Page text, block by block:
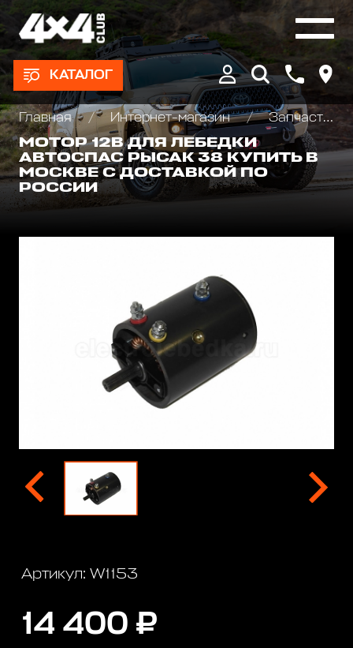
КАТАЛОГ
Главная Интернет-магазин
Запчасти и Аксессуары для лебедок
МОТОР 12В ДЛЯ ЛЕБЕДКИ
АВТОСПАС РЫСАК 38 КУПИТЬ В
МОСКВЕ С ДОСТАВКОЙ ПО
РОССИИ
Артикул: W1153
14 400 ₽